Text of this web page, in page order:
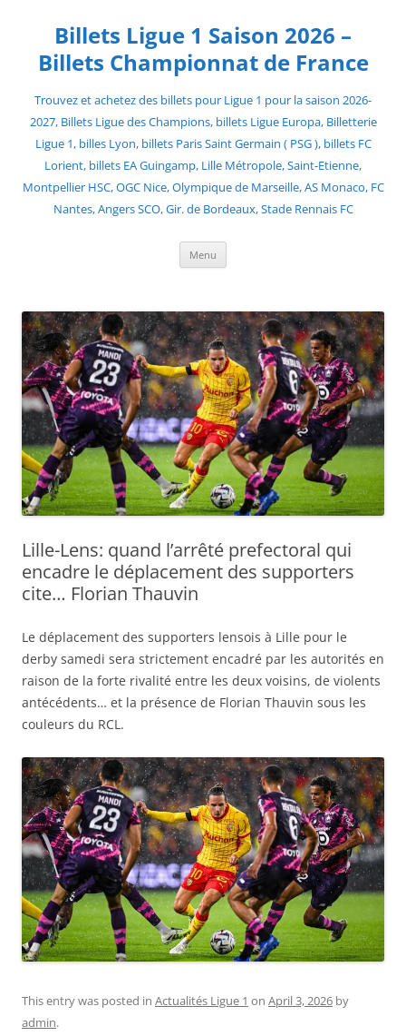
contentBillets Ligue 1 Saison 2026 –
Billets Championnat de France
Trouvez et achetez des billets pour Ligue 1 pour la saison 2026-
2027, Billets Ligue des Champions, billets Ligue Europa, Billetterie
Ligue 1, billes Lyon, billets Paris Saint Germain ( PSG ), billets FC
Lorient, billets EA Guingamp, Lille Métropole, Saint-Etienne,
Montpellier HSC, OGC Nice, Olympique de Marseille, AS Monaco, FC
Nantes, Angers SCO, Gir. de Bordeaux, Stade Rennais FC
Menu
Lille-Lens: quand l’arrêté prefectoral qui
encadre le déplacement des supporters
cite… Florian Thauvin
Le déplacement des supporters lensois à Lille pour le
derby samedi sera strictement encadré par les autorités en
raison de la forte rivalité entre les deux voisins, de violents
antécédents… et la présence de Florian Thauvin sous les
couleurs du RCL.
This entry was posted in Actualités Ligue 1 on April 3, 2026 by
admin.